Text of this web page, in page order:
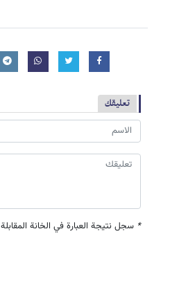
تعليقك
* سجل نتيجة العبارة في الخانة المقابلة